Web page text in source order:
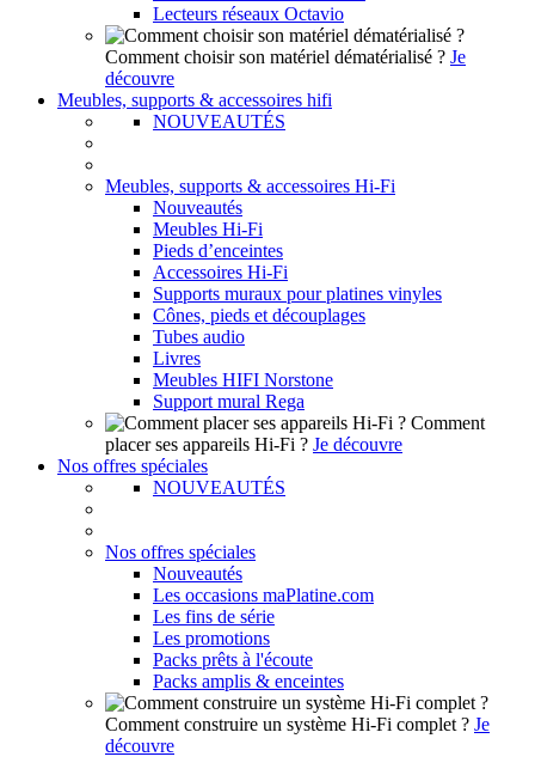
Lecteurs réseaux Octavio
Comment choisir son matériel dématérialisé ? Je
découvre
Meubles, supports & accessoires hifi
NOUVEAUTÉS
Meubles, supports & accessoires Hi-Fi
Nouveautés
Meubles Hi-Fi
Pieds d’enceintes
Accessoires Hi-Fi
Supports muraux pour platines vinyles
Cônes, pieds et découplages
Tubes audio
Livres
Meubles HIFI Norstone
Support mural Rega
Comment
placer ses appareils Hi-Fi ? Je découvre
Nos offres spéciales
NOUVEAUTÉS
Nos offres spéciales
Nouveautés
Les occasions maPlatine.com
Les fins de série
Les promotions
Packs prêts à l'écoute
Packs amplis & enceintes
Comment construire un système Hi-Fi complet ? Je
découvre